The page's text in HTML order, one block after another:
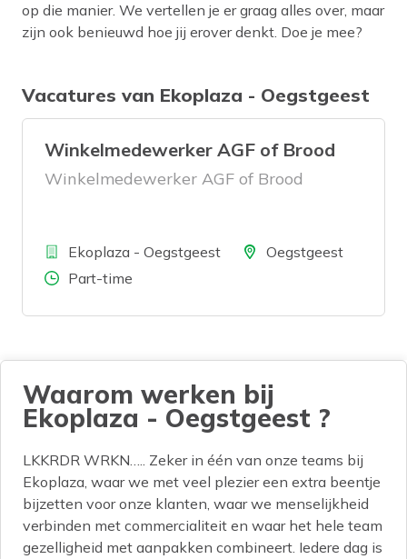
op die manier. We vertellen je er graag alles over, maar
zijn ook benieuwd hoe jij erover denkt. Doe je mee?
Vacatures van Ekoplaza - Oegstgeest
Winkelmedewerker AGF of Brood
Winkelmedewerker AGF of Brood
BedrijfEkoplaza - OegstgeestLocatieOegstgeest
Aantal uren
Part-time
Waarom werken bij
Ekoplaza - Oegstgeest ?
LKKRDR WRKN….. Zeker in één van onze teams bij
Ekoplaza, waar we met veel plezier een extra beentje
bijzetten voor onze klanten, waar we menselijkheid
verbinden met commercialiteit en waar het hele team
gezelligheid met aanpakken combineert. Iedere dag is